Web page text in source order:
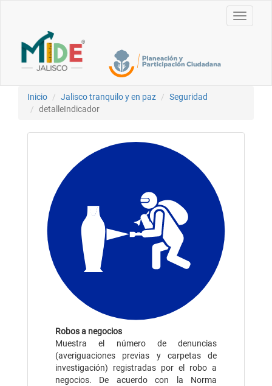
Toggle
Inicio Jalisco tranquilo y en paz
Seguridad
detalleIndicador
Robos a negocios
Muestra el número de denuncias
(averiguaciones previas y carpetas de
investigación) registradas por el robo a
negocios. De acuerdo con la Norma